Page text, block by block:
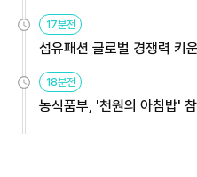
17분전
섬유패션 글로벌 경쟁력 키
18분전
농식품부, '천원의 아침밥'